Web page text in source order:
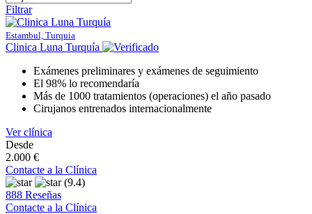
Filtrar
Estambul, Turquia
Clinica Luna Turquía
Exámenes preliminares y exámenes de seguimiento
El 98% lo recomendaría
Más de 1000 tratamientos (operaciones) el año pasado
Cirujanos entrenados internacionalmente
Ver clínica
Desde
2.000 €
Contacte a la Clínica
(9.4)
888 Reseñas
Contacte a la Clínica